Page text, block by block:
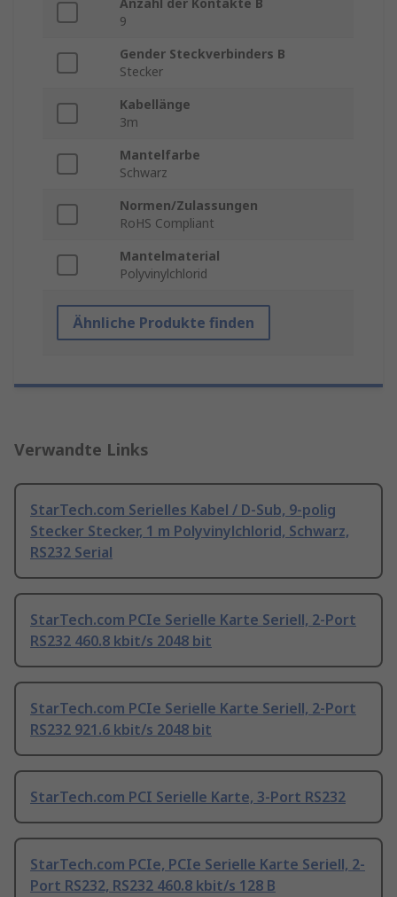
Anzahl der Kontakte B
9
Gender Steckverbinders B
Stecker
Kabellänge
3m
Mantelfarbe
Schwarz
Normen/Zulassungen
RoHS Compliant
Mantelmaterial
Polyvinylchlorid
Ähnliche Produkte finden
Verwandte Links
StarTech.com Serielles Kabel / D-Sub, 9-polig
Stecker Stecker, 1 m Polyvinylchlorid, Schwarz,
RS232 Serial
StarTech.com PCIe Serielle Karte Seriell, 2-Port
RS232 460.8 kbit/s 2048 bit
StarTech.com PCIe Serielle Karte Seriell, 2-Port
RS232 921.6 kbit/s 2048 bit
StarTech.com PCI Serielle Karte, 3-Port RS232
StarTech.com PCIe, PCIe Serielle Karte Seriell, 2-
Port RS232, RS232 460.8 kbit/s 128 B